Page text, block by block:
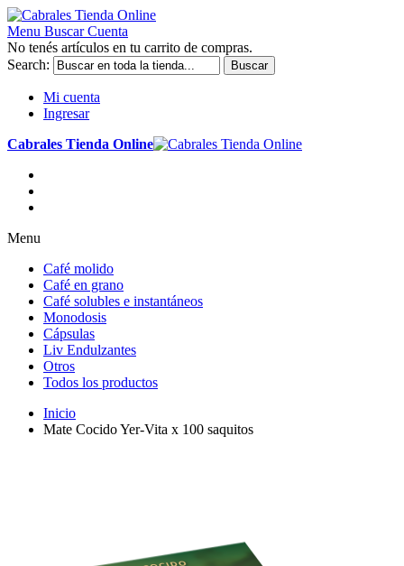
Menu Buscar Cuenta
No tenés artículos en tu carrito de compras.
Search:
Buscar
Mi cuenta
Ingresar
Cabrales Tienda Online
Menu
Café molido
Café en grano
Café solubles e instantáneos
Monodosis
Cápsulas
Liv Endulzantes
Otros
Todos los productos
Inicio
Mate Cocido Yer-Vita x 100 saquitos